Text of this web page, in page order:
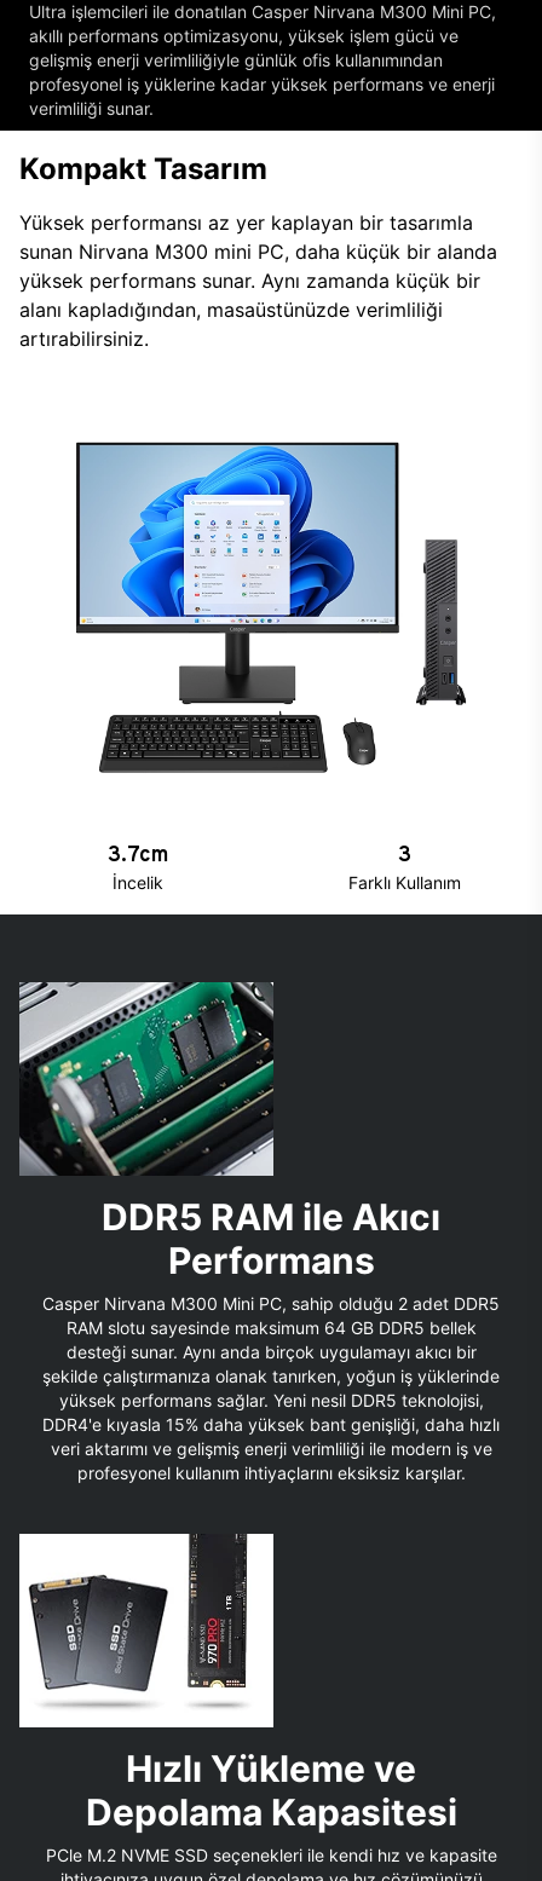
Ultra işlemcileri ile donatılan Casper Nirvana M300 Mini PC,
akıllı performans optimizasyonu, yüksek işlem gücü ve
gelişmiş enerji verimliliğiyle günlük ofis kullanımından
profesyonel iş yüklerine kadar yüksek performans ve enerji
verimliliği sunar.
Kompakt Tasarım
Yüksek performansı az yer kaplayan bir tasarımla
sunan Nirvana M300 mini PC, daha küçük bir alanda
yüksek performans sunar. Aynı zamanda küçük bir
alanı kapladığından, masaüstünüzde verimliliği
artırabilirsiniz.
3.7cm
İncelik
3
Farklı Kullanım
DDR5 RAM ile Akıcı
Performans
Casper Nirvana M300 Mini PC, sahip olduğu 2 adet DDR5
RAM slotu sayesinde maksimum 64 GB DDR5 bellek
desteği sunar. Aynı anda birçok uygulamayı akıcı bir
şekilde çalıştırmanıza olanak tanırken, yoğun iş yüklerinde
yüksek performans sağlar. Yeni nesil DDR5 teknolojisi,
DDR4'e kıyasla 15% daha yüksek bant genişliği, daha hızlı
veri aktarımı ve gelişmiş enerji verimliliği ile modern iş ve
profesyonel kullanım ihtiyaçlarını eksiksiz karşılar.
Hızlı Yükleme ve
Depolama Kapasitesi
PCle M.2 NVME SSD seçenekleri ile kendi hız ve kapasite